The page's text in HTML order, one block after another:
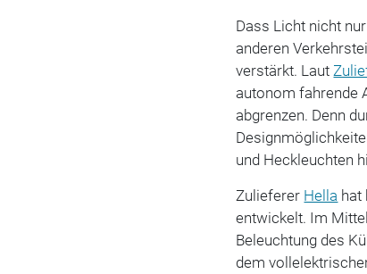
Dass Licht nicht
anderen
verstärkt. Laut
autonom fahrende
abgrenzen. Denn
und Heckleuchten
Zulieferer Hella hat
entwickelt. Im
Beleuchtung des
dem